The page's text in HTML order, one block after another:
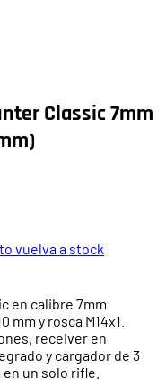
Classic 7mm
vuelva a stock
en calibre 7mm
mm y rosca M14x1.
receiver en
y cargador de 3
un solo rifle.